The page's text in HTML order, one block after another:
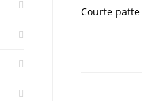
Courte patte